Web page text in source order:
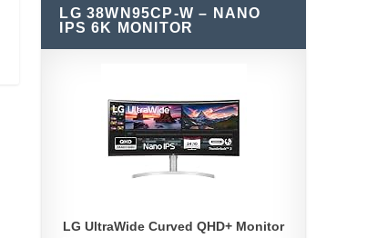
LG 38WN95CP-W – NANO
IPS 6K MONITOR
LG UltraWide Curved QHD+ Monitor